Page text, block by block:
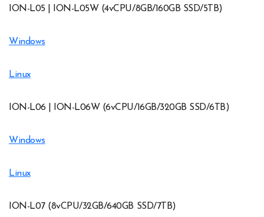
ION-L05 | ION-L05W (4vCPU/8GB/160GB SSD/5TB)
Windows
Linux
ION-L06 | ION-L06W (6vCPU/16GB/320GB SSD/6TB)
Windows
Linux
ION-L07 (8vCPU/32GB/640GB SSD/7TB)